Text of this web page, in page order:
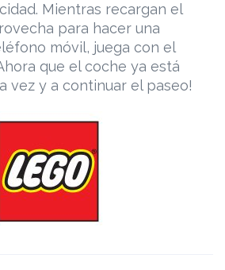
Mientras recargan el
para hacer una
móvil, juega con el
que el coche ya está
vez y a continuar el paseo!